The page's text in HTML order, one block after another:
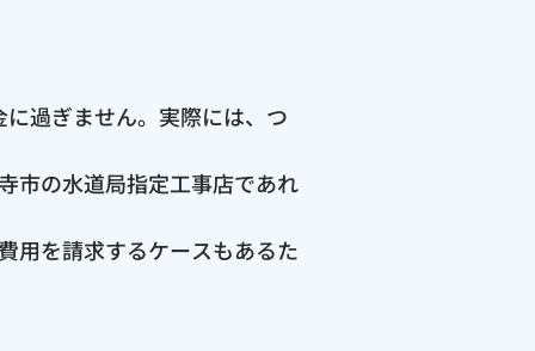
過ぎません。実際には、つ
市の水道局指定工事店であれ
用を請求するケースもあるた